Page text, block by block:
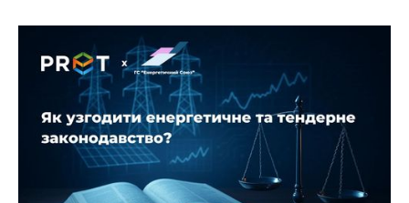
Подія у співпраці з ГС
«Енергетичний Союз» —
ефективний діалог і кроки до
спільних рішень!
13 серпня 2025 року відбулась зустріч учасників
ГС «Енергетичний Союз» на тему: «Активний
споживач та Prozorro: як узгодити енергетичне
та тендерне законодавство»